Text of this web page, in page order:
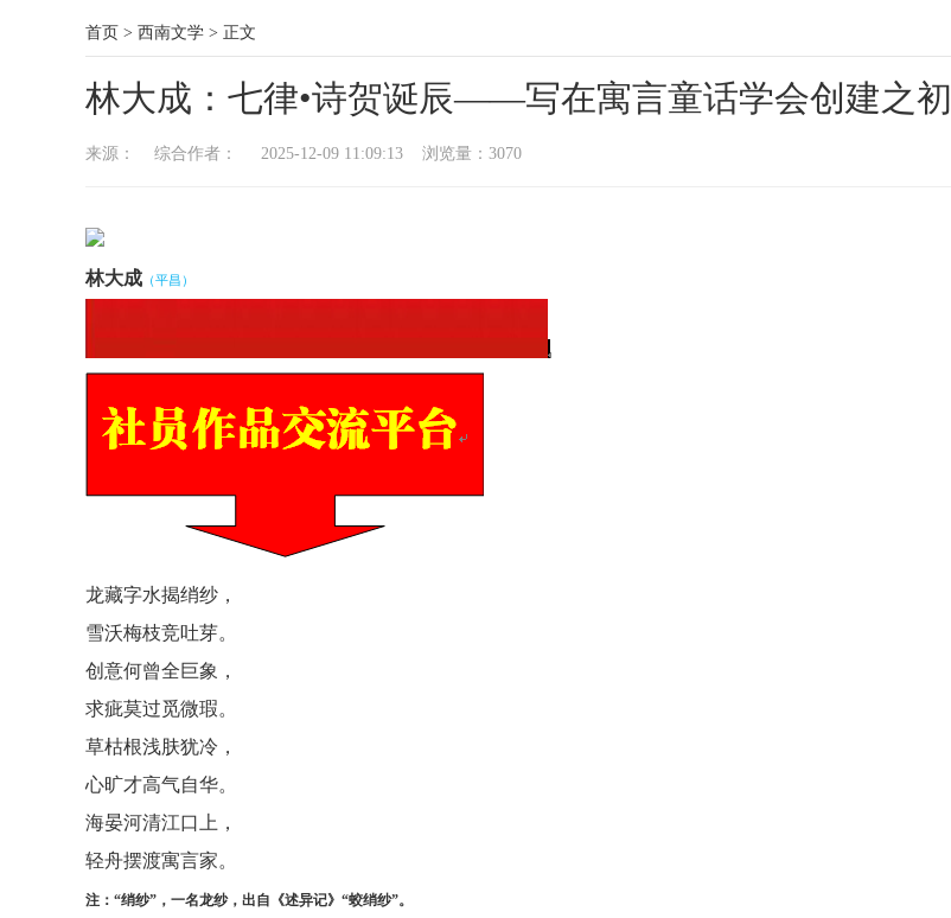
首页 > 西南文学 > 正文
林大成：七律•诗贺诞辰——写在寓言童话学会创建之初
来源： 综合作者： 2025-12-09 11:09:13 浏览量： 3070
林大成 （平昌）
龙藏字水揭绡纱，
雪沃梅枝竞吐芽。
创意何曾全巨象，
求疵莫过觅微瑕。
草枯根浅肤犹冷，
心旷才高气自华。
海晏河清江口上，
轻舟摆渡寓言家。
注：“绡纱”，一名龙纱，出自《述异记》“蛟绡纱”。